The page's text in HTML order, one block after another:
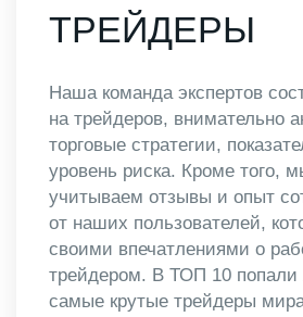
ТРЕЙДЕРЫ
Наша команда экспертов
на трейдеров, внимательно
торговые стратегии,
уровень риска. Кроме того,
учитываем отзывы и опыт
от наших пользователей,
своими впечатлениями о
трейдером. В ТОП 10
самые крутые трейдеры